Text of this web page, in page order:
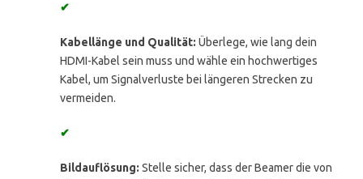
✔
Kabellänge und Qualität: Überlege, wie lang dein
HDMI-Kabel sein muss und wähle ein hochwertiges
Kabel, um Signalverluste bei längeren Strecken zu
vermeiden.
✔
Bildauflösung: Stelle sicher, dass der Beamer die von